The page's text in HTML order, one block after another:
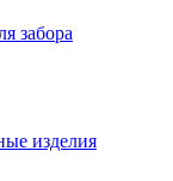
забора
изделия